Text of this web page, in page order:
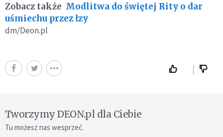
Zobacz także Modlitwa do świętej Rity o dar
uśmiechu przez łzy
dm/Deon.pl
Tworzymy DEON.pl dla Ciebie
Tu możesz nas wesprzeć.